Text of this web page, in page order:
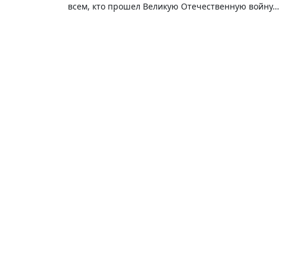
всем, кто прошел Великую Отечественную войну…